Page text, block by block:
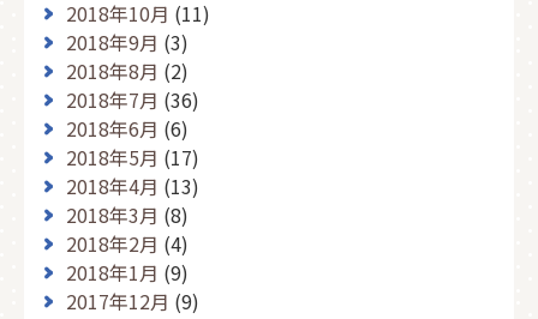
2018年10月 (11)
2018年9月 (3)
2018年8月 (2)
2018年7月 (36)
2018年6月 (6)
2018年5月 (17)
2018年4月 (13)
2018年3月 (8)
2018年2月 (4)
2018年1月 (9)
2017年12月 (9)